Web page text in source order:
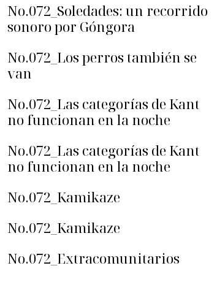
No.072_Soledades: un recorrido
sonoro por Góngora
No.072_Los perros también se
van
No.072_Las categorías de Kant
no funcionan en la noche
No.072_Las categorías de Kant
no funcionan en la noche
No.072_Kamikaze
No.072_Kamikaze
No.072_Extracomunitarios